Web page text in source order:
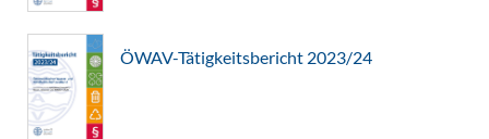
ÖWAV-Tätigkeitsbericht 2023/24